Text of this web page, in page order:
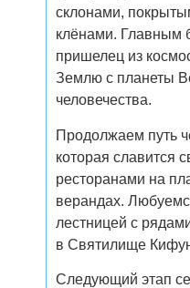
склонами,
клёнами. Главным
пришелец из
Землю с планеты
человечества.
Продолжаем путь
которая славится
ресторанами на
верандах.
лестницей с
в Святилище
Следующий этап